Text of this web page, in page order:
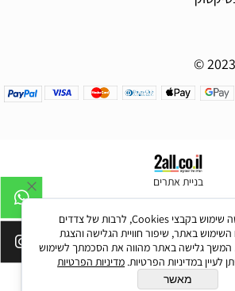
©
בניית אתרים
לידיעתך, באתרנו נעשה שימוש בקבצי Cookies, לרבות של צדדים
השימוש באתר, שיפור חוויית הגלישה והצגת
המשך גלישה באתר מהווה את הסכמתך לשימוש
לעיין במדיניות הפרטיות. מדיניות הפרטיות
מאשר